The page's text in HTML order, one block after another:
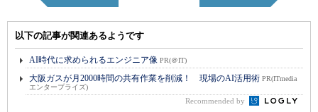
以下の記事が関連あるようです
AI時代に求められるエンジニア像 PR(＠IT)
大阪ガスが月2000時間の共有作業を削減！ 現場のAI活用術 PR(ITmedia
エンタープライズ)
Recommended by